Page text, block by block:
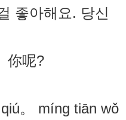
좋아해요. 당신
你呢?
。 míng tiān wǒ